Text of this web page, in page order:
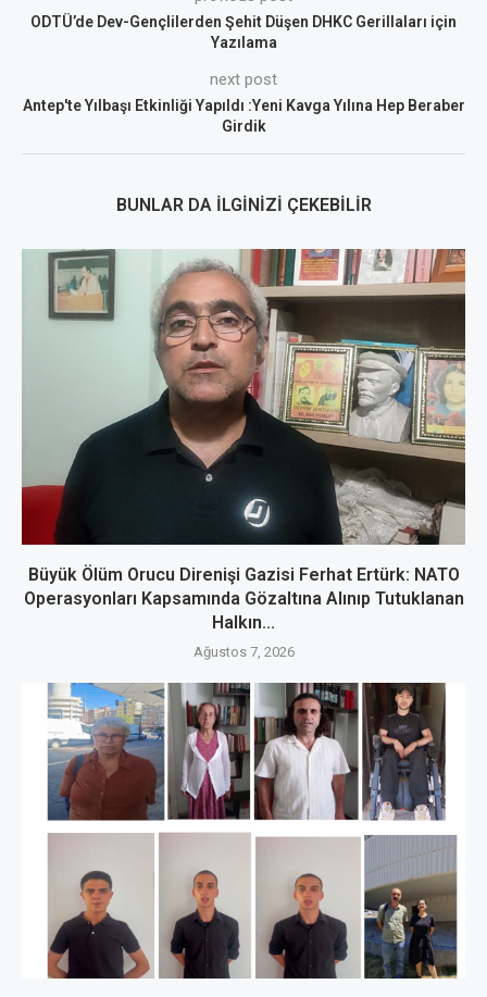
ODTÜ’de Dev-Gençlilerden Şehit Düşen DHKC Gerillaları için
Yazılama
next post
Antep'te Yılbaşı Etkinliği Yapıldı :Yeni Kavga Yılına Hep Beraber
Girdik
BUNLAR DA İLGINIZI ÇEKEBILIR
Büyük Ölüm Orucu Direnişi Gazisi Ferhat Ertürk: NATO
Operasyonları Kapsamında Gözaltına Alınıp Tutuklanan
Halkın...
Ağustos 7, 2026